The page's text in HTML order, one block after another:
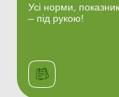
Усі норми,
– під рукою!